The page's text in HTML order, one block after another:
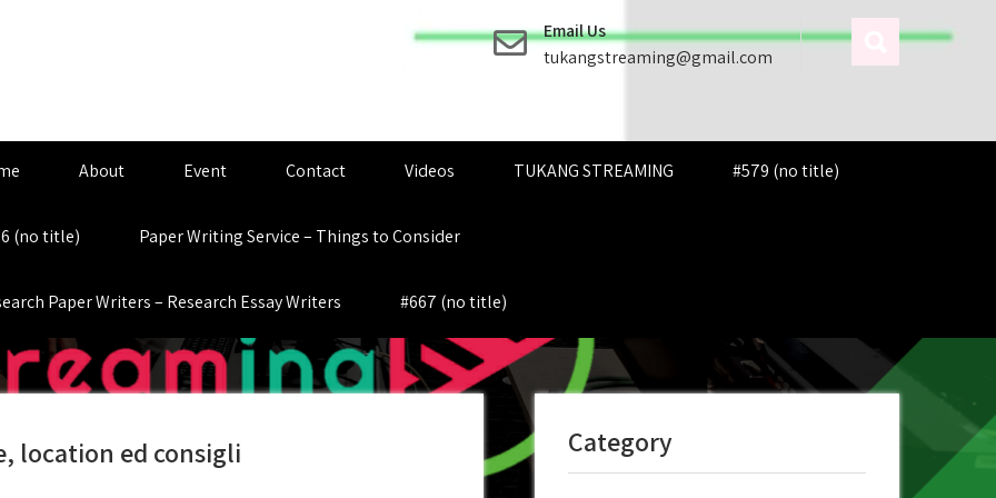
Email Us
tukangstreaming@gmail.com
About Event Contact Videos TUKANG STREAMING #579 (no title)
(no title) Paper Writing Service – Things to Consider
Paper Writers – Research Essay Writers #667 (no title)
location ed consigli Category